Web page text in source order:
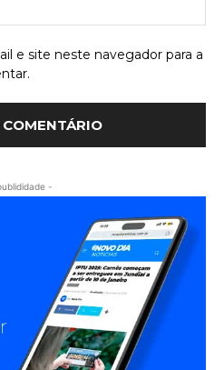
e site neste navegador para a
-